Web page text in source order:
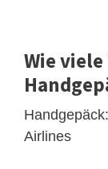
Wie
Airlines